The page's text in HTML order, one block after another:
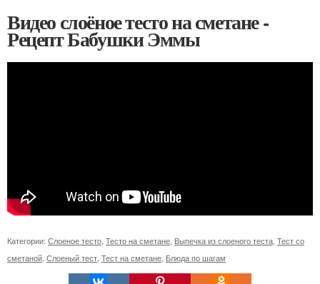
Видео слоёное тесто на сметане -
Рецепт Бабушки Эммы
Категории: Слоеное тесто, Тесто на сметане, Выпечка из слоеного теста, Тест со
сметаной, Слоеный тест, Тест на сметане, Блюда по шагам